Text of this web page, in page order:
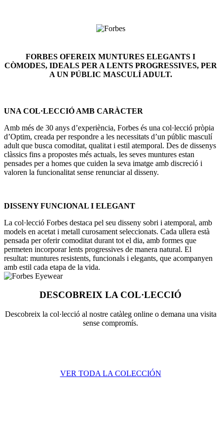
FORBES OFEREIX MUNTURES ELEGANTS I
CÒMODES, IDEALS PER A LENTS PROGRESSIVES, PER
A UN PÚBLIC MASCULÍ ADULT.
UNA COL·LECCIÓ AMB CARÀCTER
Amb més de 30 anys d’experiència, Forbes és una col·lecció pròpia
d’Optim, creada per respondre a les necessitats d’un públic masculí
adult que busca comoditat, qualitat i estil atemporal. Des de dissenys
clàssics fins a propostes més actuals, les seves muntures estan
pensades per a homes que cuiden la seva imatge amb discreció i
valoren la funcionalitat sense renunciar al disseny.
DISSENY FUNCIONAL I ELEGANT
La col·lecció Forbes destaca pel seu disseny sobri i atemporal, amb
models en acetat i metall curosament seleccionats. Cada ullera està
pensada per oferir comoditat durant tot el dia, amb formes que
permeten incorporar lents progressives de manera natural. El
resultat: muntures resistents, funcionals i elegants, que acompanyen
amb estil cada etapa de la vida.
DESCOBREIX LA COL·LECCIÓ
Descobreix la col·lecció al nostre catàleg online o demana una visita
sense compromís.
VER TODA LA COLE​​​​CCIÓN